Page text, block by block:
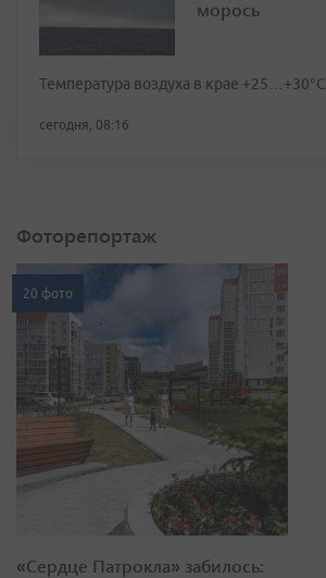
морось
Температура воздуха в крае +25…+30°C
сегодня, 08:16
Фоторепортаж
20 фото
«Сердце Патрокла» забилось: